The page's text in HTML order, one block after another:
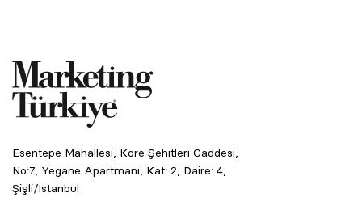
Esentepe Mahallesi, Kore Şehitleri Caddesi,
No:7, Yegane Apartmanı, Kat: 2, Daire: 4,
Şişli/İstanbul